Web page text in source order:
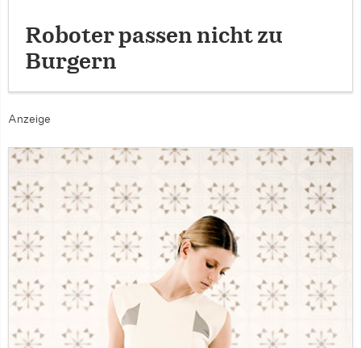
Roboter passen nicht zu
Burgern
Anzeige